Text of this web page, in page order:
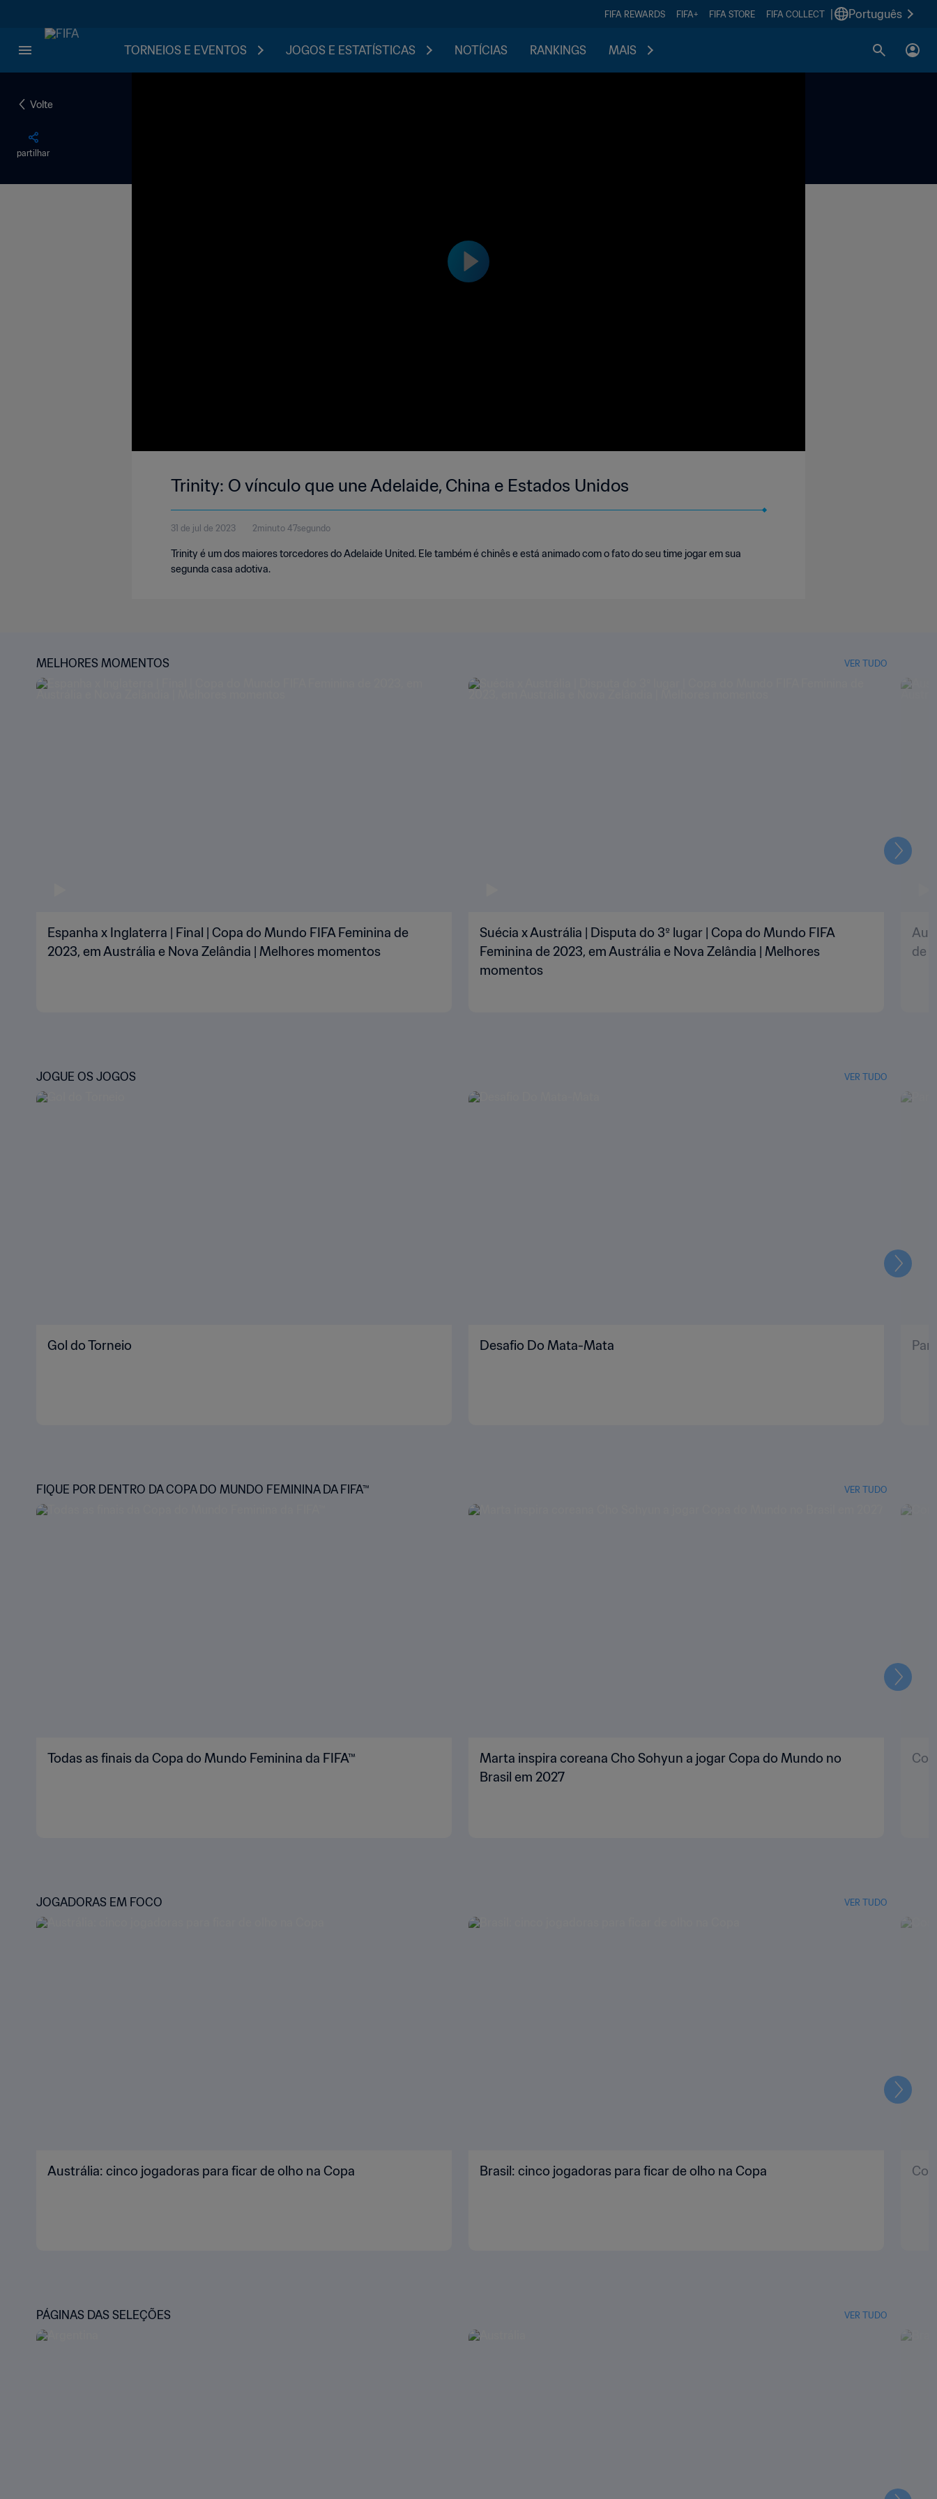
FIFA REWARDS FIFA+ FIFA STORE FIFA COLLECT Português
TORNEIOS E EVENTOS JOGOS E ESTATÍSTICAS NOTÍCIAS RANKINGS MAIS
Volte
partilhar
Trinity: O vínculo que une Adelaide, China e Estados Unidos
31 de jul de 2023 2minuto 47segundo
Trinity é um dos maiores torcedores do Adelaide United. Ele também é chinês e está animado com o fato do seu time jogar em sua
segunda casa adotiva.
MELHORES MOMENTOS VER TUDO
Espanha x Inglaterra | Final | Copa do Mundo FIFA Feminina de
2023, em Austrália e Nova Zelândia | Melhores momentos
Suécia x Austrália | Disputa do 3º lugar | Copa do Mundo FIFA
Feminina de 2023, em Austrália e Nova Zelândia | Melhores
momentos
de
JOGUE OS JOGOS VER TUDO
Gol do Torneio Desafio Do Mata-Mata
FIQUE POR DENTRO DA COPA DO MUNDO FEMININA DA FIFA™ VER TUDO
Todas as finais da Copa do Mundo Feminina da FIFA™
Marta inspira coreana Cho Sohyun a jogar Copa do Mundo no
Brasil em 2027
JOGADORAS EM FOCO VER TUDO
Austrália: cinco jogadoras para ficar de olho na Copa Brasil: cinco jogadoras para ficar de olho na Copa
PÁGINAS DAS SELEÇÕES VER TUDO